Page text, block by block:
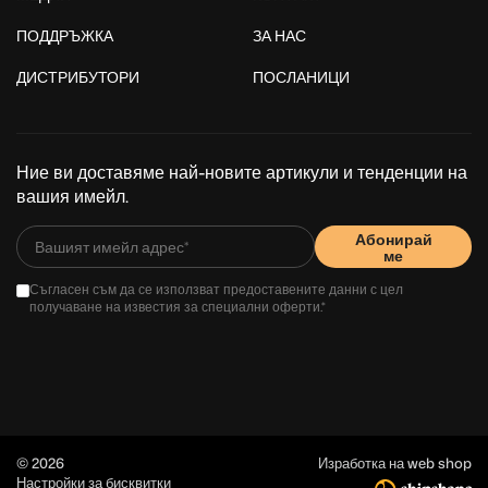
ПОДДРЪЖКА
ЗА НАС
ДИСТРИБУТОРИ
ПОСЛАНИЦИ
Ние ви доставяме най-новите артикули и тенденции на
вашия имейл.
Абонирай
ме
Съгласен съм да се използват предоставените данни с цел
получаване на известия за специални оферти.*
© 2026
Настройки за бисквитки
Изработка на web shop